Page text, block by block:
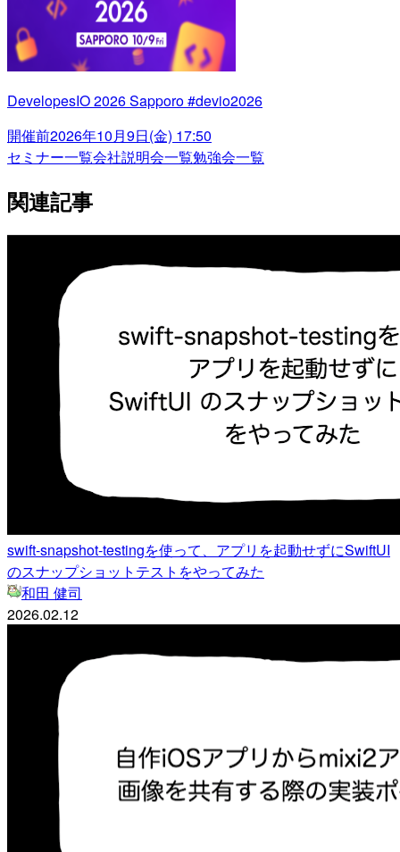
DevelopesIO 2026 Sapporo #devio2026
開催前2026年10月9日(金) 17:50
セミナー一覧会社説明会一覧勉強会一覧
関連記事
swift-snapshot-testingを使って、アプリを起動せずにSwiftUI
のスナップショットテストをやってみた
和田 健司
2026.02.12